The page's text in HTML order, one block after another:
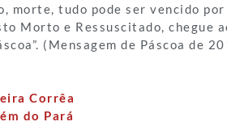
morte, tudo pode ser vencido
Morto e Ressuscitado, chegue
(Mensagem de Páscoa de
Corrêa
do Pará